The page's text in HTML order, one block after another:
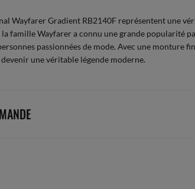
Wayfarer Gradient RB2140F représentent une
famille Wayfarer a connu une grande popularité
passionnées de mode. Avec une monture
une véritable légende moderne.